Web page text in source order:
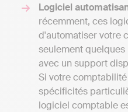
Logiciel
récemment, ces
d'automatiser votre
seulement
avec un support
Si votre
spécificités
logiciel comptable